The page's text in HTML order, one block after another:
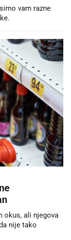
vam razne
okus, ali njegova
nije tako